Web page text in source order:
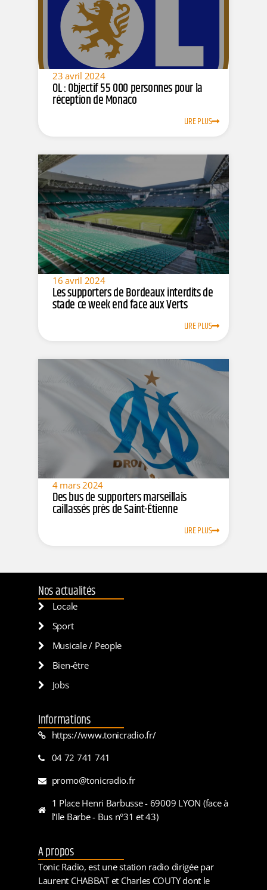
23 avril 2024
OL : Objectif 55 000 personnes pour la
réception de Monaco
LIRE PLUS
16 avril 2024
Les supporters de Bordeaux interdits de
stade ce week end face aux Verts
LIRE PLUS
4 mars 2024
Des bus de supporters marseillais
caillassés près de Saint-Étienne
LIRE PLUS
Nos actualités
Locale
Sport
Musicale / People
Bien-être
Jobs
Informations
https://www.tonicradio.fr/
04 72 741 741
promo@tonicradio.fr
1 Place Henri Barbusse - 69009 LYON (face à
l'Ile Barbe - Bus n°31 et 43)
A propos
Tonic Radio, est une station radio dirigée par
Laurent CHABBAT et Charles COUTY dont le